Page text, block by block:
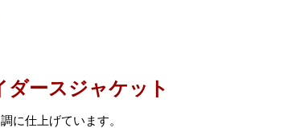
ースジャケット
に仕上げています。